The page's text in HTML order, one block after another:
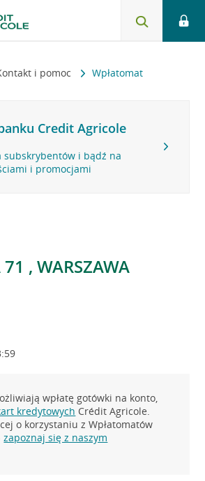
i pomoc Wpłatomat
Credit Agricole
subskrybentów i bądź na
i promocjami
, WARSZAWA
wpłatę gotówki na konto,
kredytowych Crédit Agricole.
o korzystaniu z Wpłatomatów
zapoznaj się z naszym